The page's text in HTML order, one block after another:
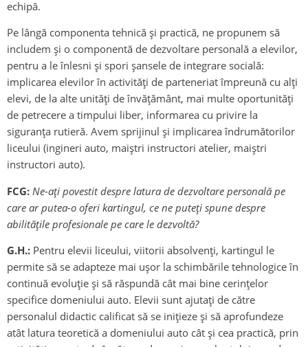
echipă.
Pe lângă componenta tehnică și practică, ne propunem să
includem și o componentă de dezvoltare personală a elevilor,
pentru a le înlesni şi spori şansele de integrare socială:
implicarea elevilor în activităţi de parteneriat împreună cu alți
elevi, de la alte unități de învățământ, mai multe oportunități
de petrecere a timpului liber, informarea cu privire la
siguranţa rutieră. Avem sprijinul și implicarea îndrumătorilor
liceului (ingineri auto, maiștri instructori atelier, maiștri
instructori auto).
FCG: Ne-ați povestit despre latura de dezvoltare personală pe
care ar putea-o oferi kartingul, ce ne puteți spune despre
abilitățile profesionale pe care le dezvoltă?
G.H.: Pentru elevii liceului, viitorii absolvenți, kartingul le
permite să se adapteze mai ușor la schimbările tehnologice în
continuă evoluție şi să răspundă cât mai bine cerinţelor
specifice domeniului auto. Elevii sunt ajutaţi de către
personalul didactic calificat să se inițieze și să aprofundeze
atât latura teoretică a domeniului auto cât și cea practică, prin